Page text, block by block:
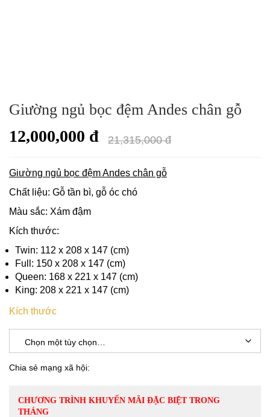
Giường ngủ bọc đệm Andes chân gỗ
12,000,000 đ 21,315,000 đ
Giường ngủ bọc đệm Andes chân gỗ
Chất liệu: Gỗ tần bì, gỗ óc chó
Màu sắc: Xám đậm
Kích thước:
Twin: 112 x 208 x 147 (cm)
Full: 150 x 208 x 147 (cm)
Queen: 168 x 221 x 147 (cm)
King: 208 x 221 x 147 (cm)
Kích thước
Chia sẻ mạng xã hội:
CHƯƠNG TRÌNH KHUYẾN MÃI ĐẶC BIỆT TRONG
THÁNG